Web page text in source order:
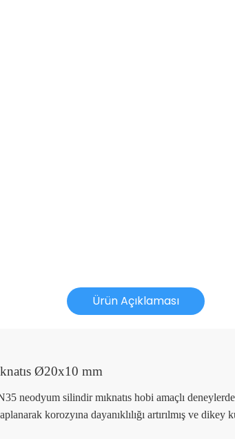
Ürün Açıklaması
Ø20x10 mm
neodyum silindir mıknatıs hobi amaçlı
korozyına dayanıklılığı artırılmış ve
Yapılıyor mu?